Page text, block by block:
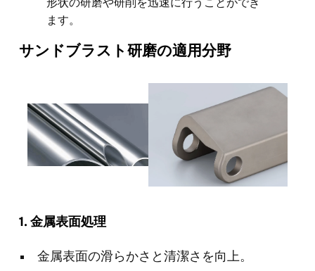
形状の研磨や研削を迅速に行うことができ
ます。
サンドブラスト研磨の適用分野
1.金属表面処理
金属表面の滑らかさと清潔さを向上。